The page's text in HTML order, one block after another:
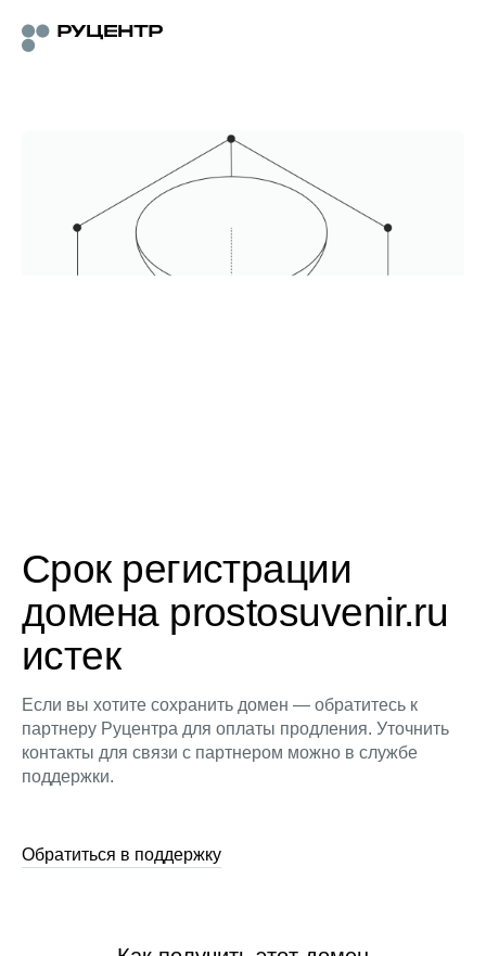
Срок регистрации
домена prostosuvenir.ru
истек
Если вы хотите сохранить домен — обратитесь к
партнеру Руцентра для оплаты продления. Уточнить
контакты для связи с партнером можно в службе
поддержки.
Обратиться в поддержку